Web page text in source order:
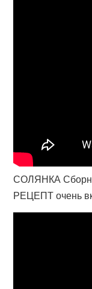
СОЛЯНКА
РЕЦЕПТ очень